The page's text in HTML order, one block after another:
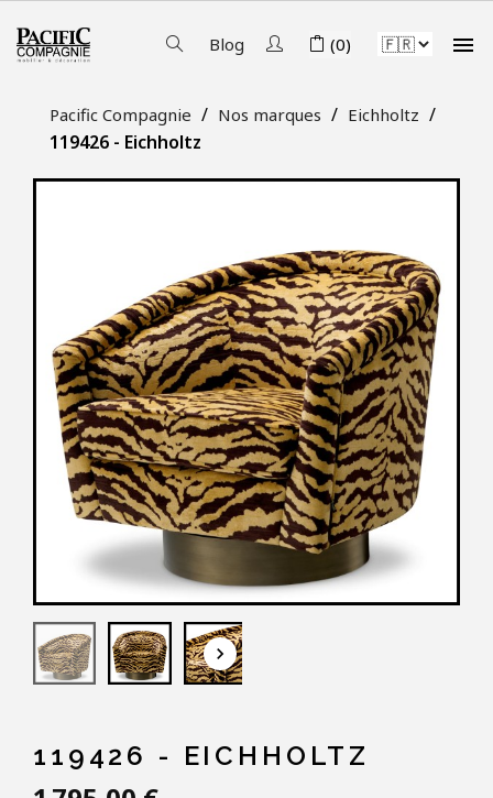
Blog (0) 
Pacific Compagnie Nos marques Eichholtz
119426 - Eichholtz
keyboard_arrow_down
119426 - EICHHOLTZ